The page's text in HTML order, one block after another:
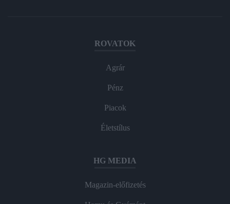
ROVATOK
Agrár
Pénz
Piacok
Életstílus
HG MEDIA
Magazin-előfizetés